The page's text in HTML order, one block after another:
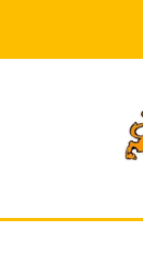
content